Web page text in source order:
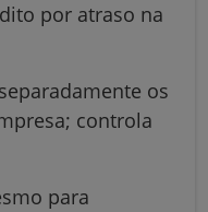
por atraso na
os
controla
para